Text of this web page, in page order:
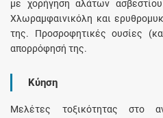
με χορήγηση αλάτων ασβεστίου
Χλωραμφαινικόλη και
της. Προσροφητικές ουσίες
απορρόφησή της.
Κύηση
Μελέτες τοξικότητας στο